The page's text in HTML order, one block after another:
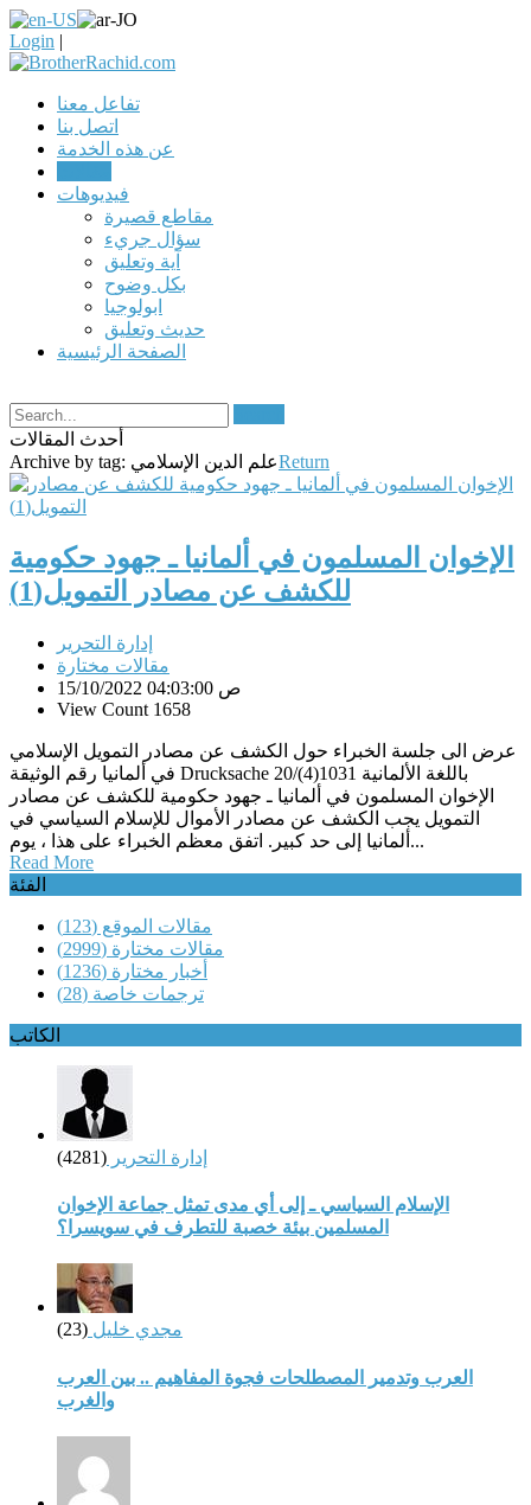
Login |
تفاعل معنا
اتصل بنا
عن هذه الخدمة
فيديوهات
مقاطع قصيرة
سؤال جريء
آية وتعليق
بكل وضوح
ابولوجيا
حديث وتعليق
الصفحة الرئيسية
أحدث المقالات
Archive by tag: علم الدين الإسلاميReturn
الإخوان المسلمون في ألمانيا ـ جهود حكومية
للكشف عن مصادر التمويل(1)
إدارة التحرير
مقالات مختارة
15/10/2022 04:03:00 ص
View Count 1658
عرض الى جلسة الخبراء حول الكشف عن مصادر التمويل الإسلامي
في ألمانيا رقم الوثيقة Drucksache 20/(4)1031 باللغة الألمانية
الإخوان المسلمون في ألمانيا ـ جهود حكومية للكشف عن مصادر
التمويل يجب الكشف عن مصادر الأموال للإسلام السياسي في
ألمانيا إلى حد كبير. اتفق معظم الخبراء على هذا ، يوم...
Read More
الفئة
مقالات الموقع (123)
مقالات مختارة (2999)
أخبار مختارة (1236)
ترجمات خاصة (28)
الكاتب
إدارة التحرير (4281)
الإسلام السياسي ـ إلى أي مدى تمثل جماعة الإخوان
المسلمين بيئة خصبة للتطرف في سويسرا؟
مجدي خليل (23)
العرب وتدمير المصطلحات فجوة المفاهيم .. بين العرب
والغرب